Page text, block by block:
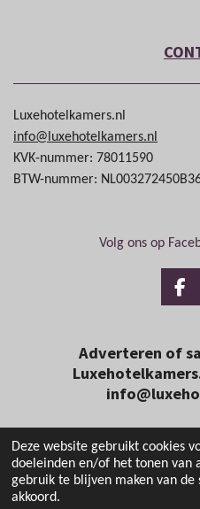
Deze website gebruikt cookies
doeleinden en/of het tonen van
gebruik te blijven maken van
akkoord.
Luxehotelkamers.nl
info@luxehotelkamers.nl
KVK-nummer: 78011590
BTW-nummer:
Volg ons op
Adverteren of